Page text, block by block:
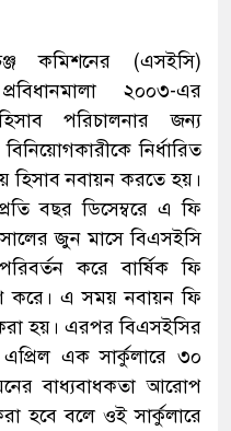
কমিশনের (এসইসি)
২০০৩-এর
পরিচালনার জন্য
নির্ধারিত
হিসাব নবায়ন করতে হয়।
বছর ডিসেম্বরে এ ফি
জুন মাসে বিএসইসি
করে বার্ষিক ফি
করে। এ সময় নবায়ন ফি
হয়। এরপর বিএসইসির
এক সার্কুলারে ৩০
বাধ্যবাধকতা আরোপ
হবে বলে ওই সার্কুলারে